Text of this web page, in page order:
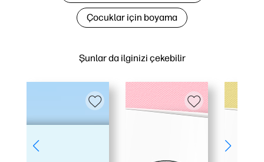
Şunlar da ilginizi çekebilir
Çocuklar için boyama